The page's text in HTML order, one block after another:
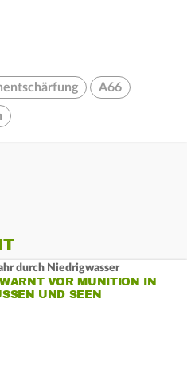
A66
durch Niedrigwasser
VOR MUNITION IN
UND SEEN